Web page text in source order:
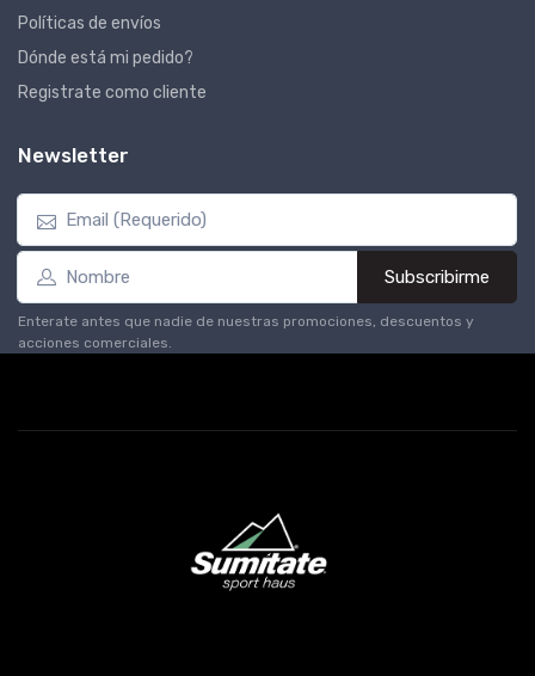
Políticas de envíos
Dónde está mi pedido?
Registrate como cliente
Newsletter
Subscribirme
Enterate antes que nadie de nuestras promociones, descuentos y
acciones comerciales.